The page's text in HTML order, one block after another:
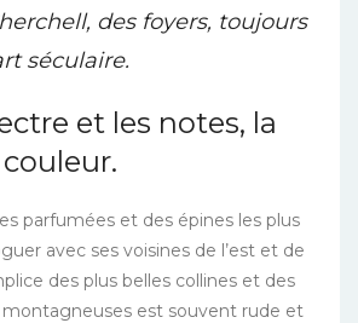
des foyers, toujours
séculaire.
et les notes, la
parfumées et des épines les plus
avec ses voisines de l’est et de
des plus belles collines et des
montagneuses est souvent rude et